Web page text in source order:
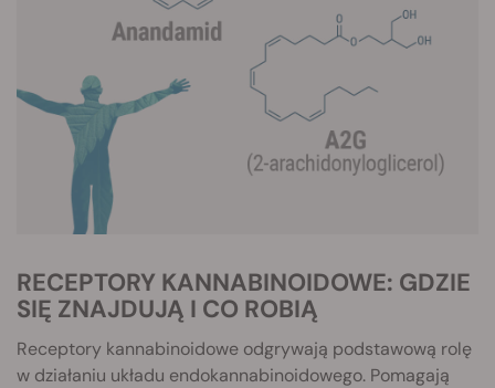
RECEPTORY KANNABINOIDOWE: GDZIE
SIĘ ZNAJDUJĄ I CO ROBIĄ
Receptory kannabinoidowe odgrywają podstawową rolę
w działaniu układu endokannabinoidowego. Pomagają